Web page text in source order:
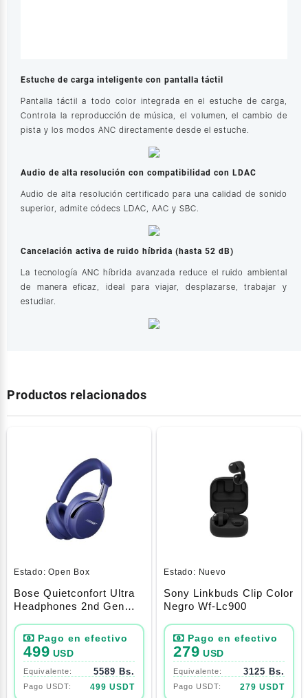
Estuche de carga inteligente con pantalla táctil
Pantalla táctil a todo color integrada en el estuche de carga,
Controla la reproducción de música, el volumen, el cambio de
pista y los modos ANC directamente desde el estuche.
Audio de alta resolución con compatibilidad con LDAC
Audio de alta resolución certificado para una calidad de sonido
superior, admite códecs LDAC, AAC y SBC.
Cancelación activa de ruido híbrida (hasta 52 dB)
La tecnología ANC híbrida avanzada reduce el ruido ambiental
de manera eficaz, ideal para viajar, desplazarse, trabajar y
estudiar.
Productos relacionados
Estado:Open Box
Bose Quietconfort Ultra
Headphones 2nd Gen
499 USD
5589 Bs.
499 USDT
Estado: Nuevo
Sony Linkbuds Clip Color
Negro Wf-Lc900
279 USD
3125 Bs.
279 USDT